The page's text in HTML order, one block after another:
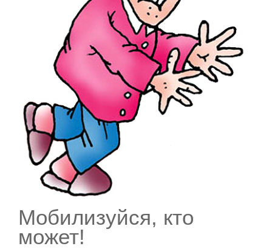
Мобилизуйся, кто
может!